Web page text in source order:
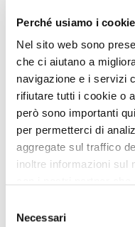
Perché usiamo i
Nel sito web sono
che ci aiutano a
navigazione e i servizi
rifiutare tutti i cookie o
però sono importanti
per permetterci di
aggregate sul traffico
inoltre informazioni sul
combinarle con altre
delNecessari